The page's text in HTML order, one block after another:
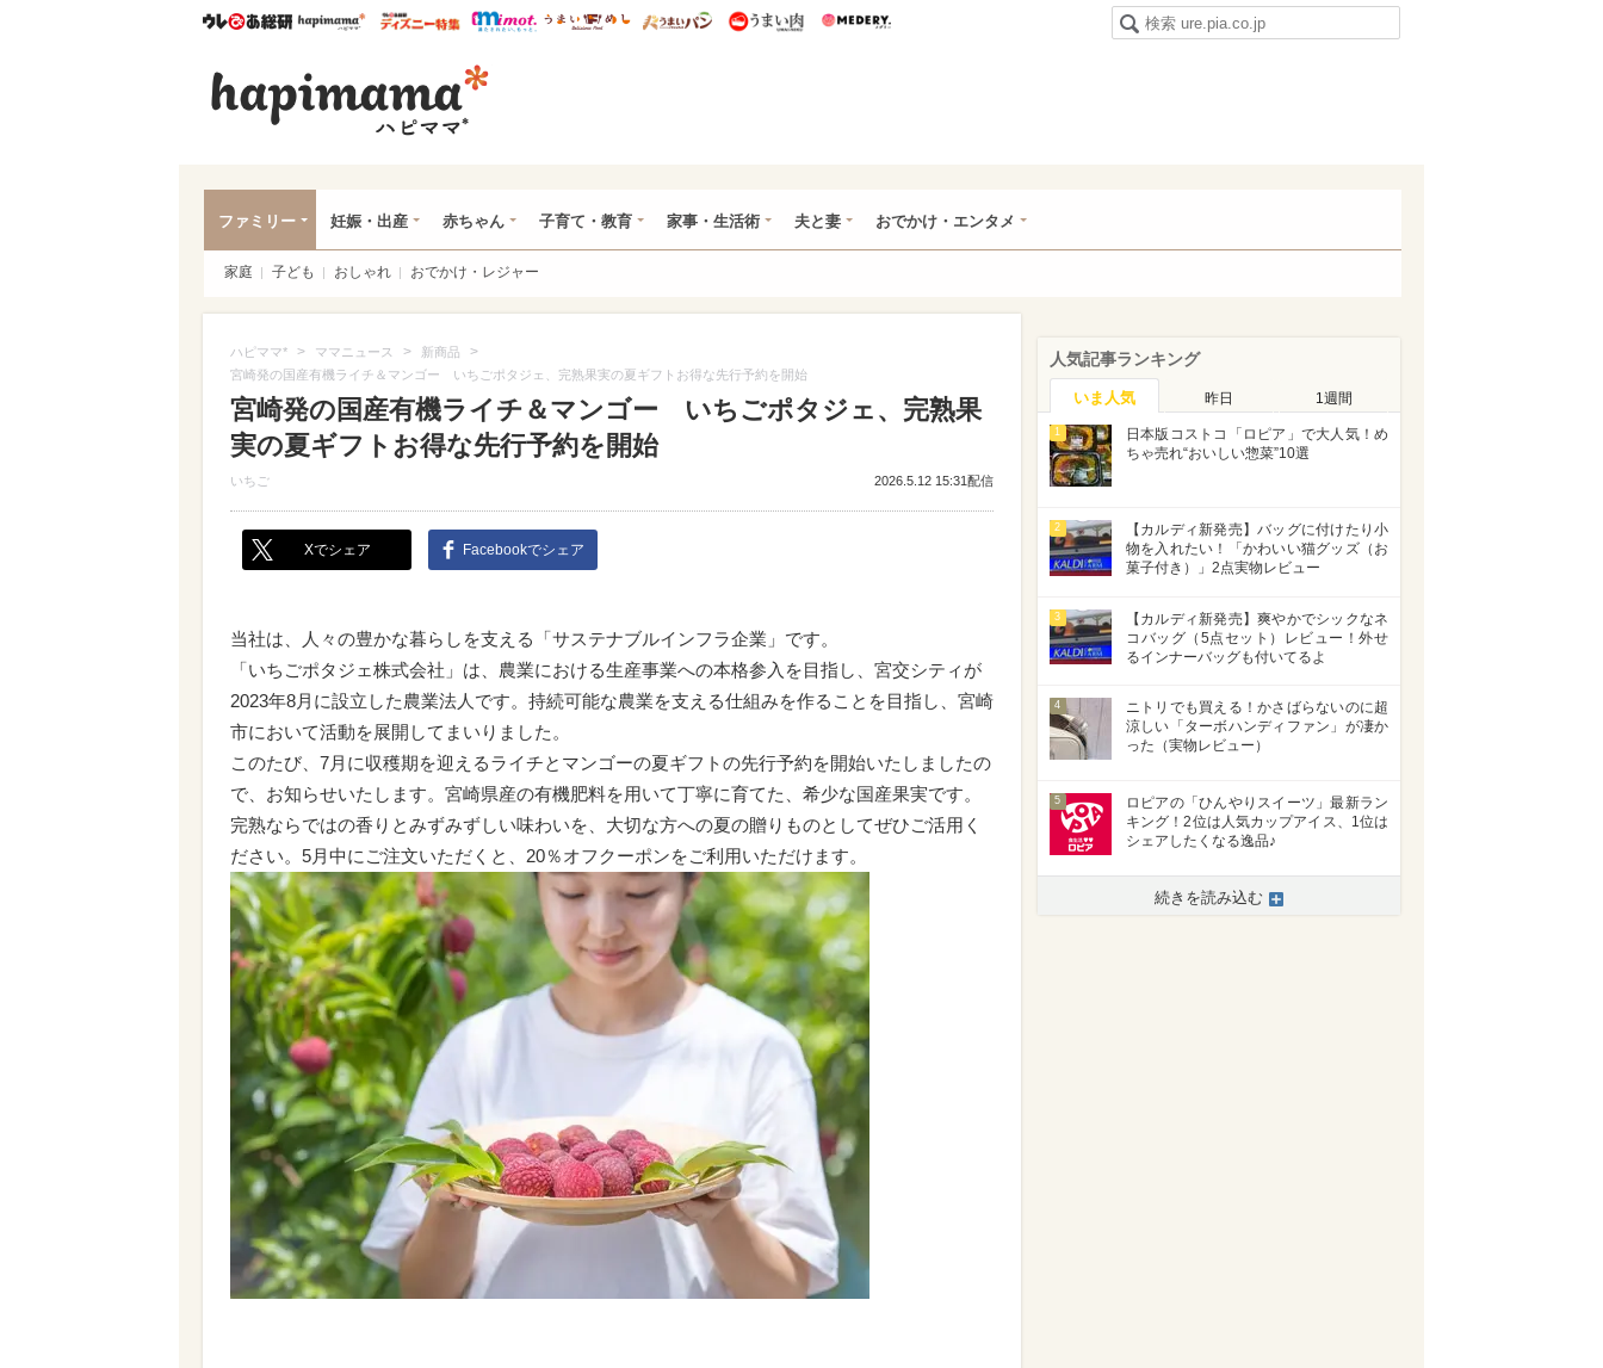
ウレぴあ総研ハピママ* ウレぴあ総研 ディズニー特集
mimot. うまいめし うまいパン うまい肉
ファミリー 妊娠・出産 赤ちゃん 子育て・教育 家事・生活術 夫と妻 おでかけ・エンタメ
家庭 子ども おしゃれ おでかけ・レジャー
ハピママ* > ママニュース > 新商品 >
宮崎発の国産有機ライチ＆マンゴー いちごポタジェ、完熟果実の夏ギフトお得な先行予約を開始
宮崎発の国産有機ライチ＆マンゴー いちごポタジェ、完熟果
実の夏ギフトお得な先行予約を開始
いちご 2026.5.12 15:31配信
Xでシェア Facebookでシェア
当社は、人々の豊かな暮らしを支える「サステナブルインフラ企業」です。
「いちごポタジェ株式会社」は、農業における生産事業への本格参入を目指し、宮交シティが
2023年8月に設立した農業法人です。持続可能な農業を支える仕組みを作ることを目指し、宮崎
市において活動を展開してまいりました。
このたび、7月に収穫期を迎えるライチとマンゴーの夏ギフトの先行予約を開始いたしましたの
で、お知らせいたします。宮崎県産の有機肥料を用いて丁寧に育てた、希少な国産果実です。
完熟ならではの香りとみずみずしい味わいを、大切な方への夏の贈りものとしてぜひご活用く
ださい。5月中にご注文いただくと、20％オフクーポンをご利用いただけます。
人気記事ランキング
いま人気 昨日 1週間
1
日本版コストコ「ロピア」で大人気！め
ちゃ売れ“おいしい惣菜”10選
2
【カルディ新発売】バッグに付けたり小
物を入れたい！「かわいい猫グッズ（お
菓子付き）」2点実物レビュー
3
【カルディ新発売】爽やかでシックなネ
コバッグ（5点セット）レビュー！外せ
るインナーバッグも付いてるよ
4
ニトリでも買える！かさばらないのに超
涼しい「ターボハンディファン」が凄か
った（実物レビュー）
5
ロピアの「ひんやりスイーツ」最新ラン
キング！2位は人気カップアイス、1位は
シェアしたくなる逸品♪
続きを読み込む